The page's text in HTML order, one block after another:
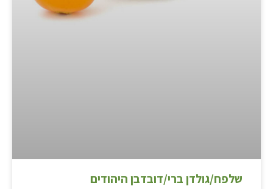
שלפח/גולדן ברי/דובדבן היהודים